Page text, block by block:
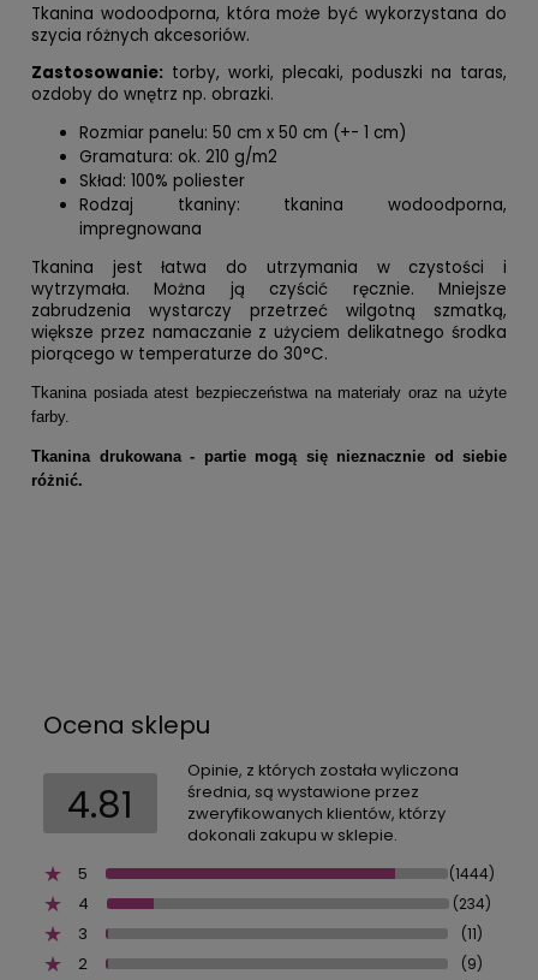
Tkanina wodoodporna, która może być wykorzystana do
szycia różnych akcesoriów.
Zastosowanie: torby, worki, plecaki, poduszki na taras,
ozdoby do wnętrz np. obrazki.
Rozmiar panelu: 50 cm x 50 cm (+- 1 cm)
Gramatura: ok. 210 g/m2
Skład: 100% poliester
Rodzaj tkaniny: tkanina wodoodporna,
impregnowana
Tkanina jest łatwa do utrzymania w czystości i
wytrzymała. Można ją czyścić ręcznie. Mniejsze
zabrudzenia wystarczy przetrzeć wilgotną szmatką,
większe przez namaczanie z użyciem delikatnego środka
piorącego w temperaturze do 30°C.
Tkanina posiada atest bezpieczeństwa na materiały oraz na użyte
farby.
Tkanina drukowana - partie mogą się nieznacznie od siebie
różnić.
Ocena sklepu
4.81
Opinie, z których została wyliczona
średnia, są wystawione przez
zweryfikowanych klientów, którzy
dokonali zakupu w sklepie.
5
(1444)
4 (234)
3 (11)
2 (9)